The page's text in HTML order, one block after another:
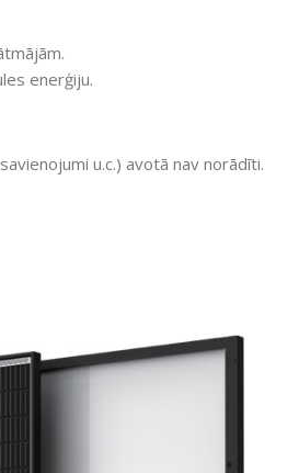
enerģiju.
u.c.) avotā nav norādīti.